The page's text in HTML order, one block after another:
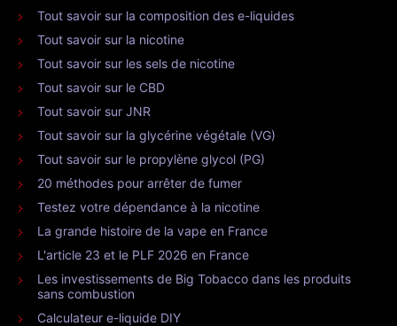
Tout savoir sur la composition des e-liquides
Tout savoir sur la nicotine
Tout savoir sur les sels de nicotine
Tout savoir sur le CBD
Tout savoir sur JNR
Tout savoir sur la glycérine végétale (VG)
Tout savoir sur le propylène glycol (PG)
20 méthodes pour arrêter de fumer
Testez votre dépendance à la nicotine
La grande histoire de la vape en France
L'article 23 et le PLF 2026 en France
Les investissements de Big Tobacco dans les produits
sans combustion
Calculateur e-liquide DIY